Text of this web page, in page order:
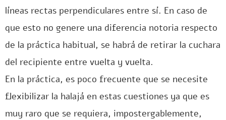
líneas rectas perpendiculares entre sí. En caso de
que esto no genere una diferencia notoria respecto
de la práctica habitual, se habrá de retirar la cuchara
del recipiente entre vuelta y vuelta.
En la práctica, es poco frecuente que se necesite
flexibilizar la halajá en estas cuestiones ya que es
muy raro que se requiera, impostergablemente,